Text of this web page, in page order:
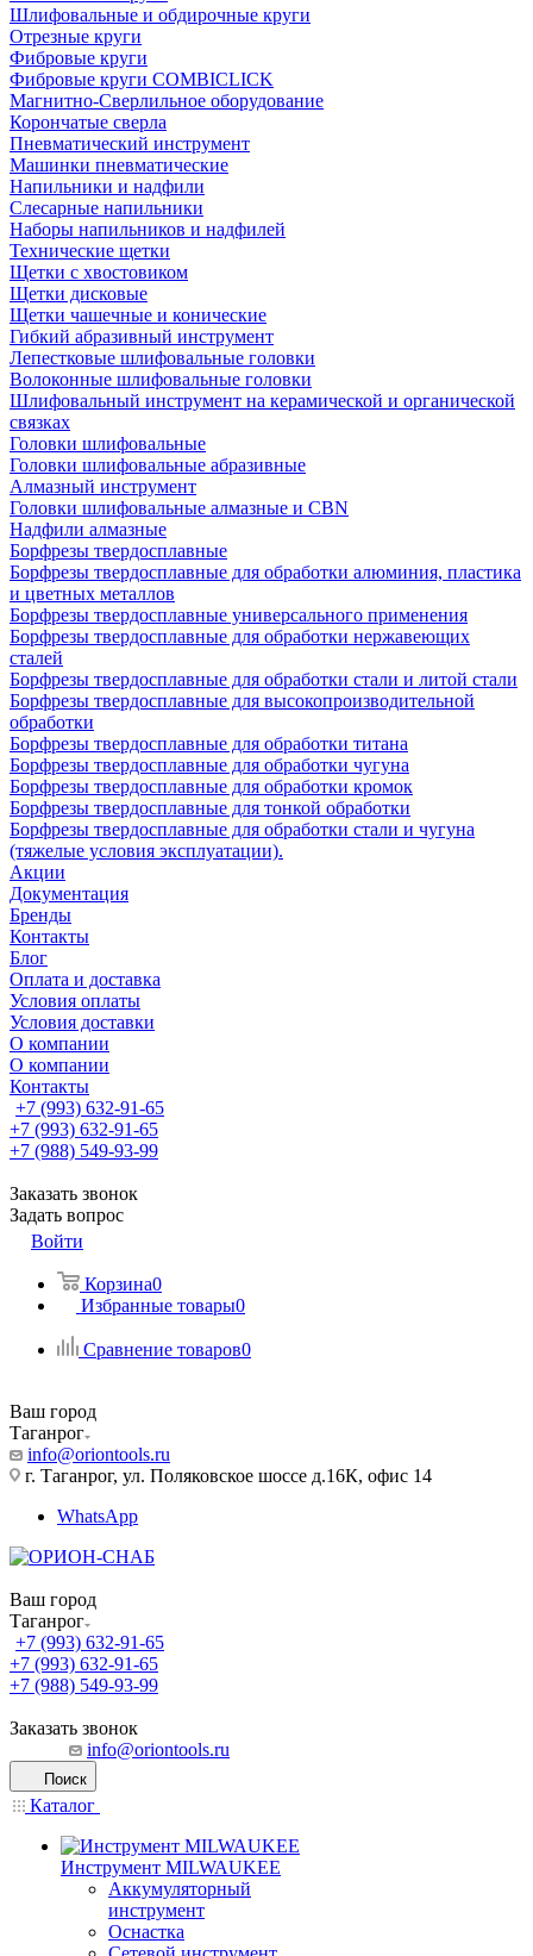
Шлифовальные и обдирочные круги
Отрезные круги
Фибровые круги
Фибровые круги COMBICLICK
Магнитно-Сверлильное оборудование
Корончатые сверла
Пневматический инструмент
Машинки пневматические
Напильники и надфили
Слесарные напильники
Наборы напильников и надфилей
Технические щетки
Щетки с хвостовиком
Щетки дисковые
Щетки чашечные и конические
Гибкий абразивный инструмент
Лепестковые шлифовальные головки
Волоконные шлифовальные головки
Шлифовальный инструмент на керамической и органической
связках
Головки шлифовальные
Головки шлифовальные абразивные
Алмазный инструмент
Головки шлифовальные алмазные и CBN
Надфили алмазные
Борфрезы твердосплавные
Борфрезы твердосплавные для обработки алюминия, пластика
и цветных металлов
Борфрезы твердосплавные универсального применения
Борфрезы твердосплавные для обработки нержавеющих
сталей
Борфрезы твердосплавные для обработки стали и литой стали
Борфрезы твердосплавные для высокопроизводительной
обработки
Борфрезы твердосплавные для обработки титана
Борфрезы твердосплавные для обработки чугуна
Борфрезы твердосплавные для обработки кромок
Борфрезы твердосплавные для тонкой обработки
Борфрезы твердосплавные для обработки стали и чугуна
(тяжелые условия эксплуатации).
Акции
Документация
Бренды
Контакты
Блог
Оплата и доставка
Условия оплаты
Условия доставки
О компании
О компании
Контакты
+7 (993) 632-91-65
+7 (993) 632-91-65
+7 (988) 549-93-99
Заказать звонок
Задать вопрос
Войти
Корзина0
Избранные товары0
Сравнение товаров0
Ваш город
Таганрог
info@oriontools.ru
г. Таганрог, ул. Поляковское шоссе д.16К, офис 14
WhatsApp
Ваш город
Таганрог
+7 (993) 632-91-65
+7 (993) 632-91-65
+7 (988) 549-93-99
Заказать звонок
info@oriontools.ru
Поиск
Каталог
Инструмент MILWAUKEE
Аккумуляторный
инструмент
Оснастка